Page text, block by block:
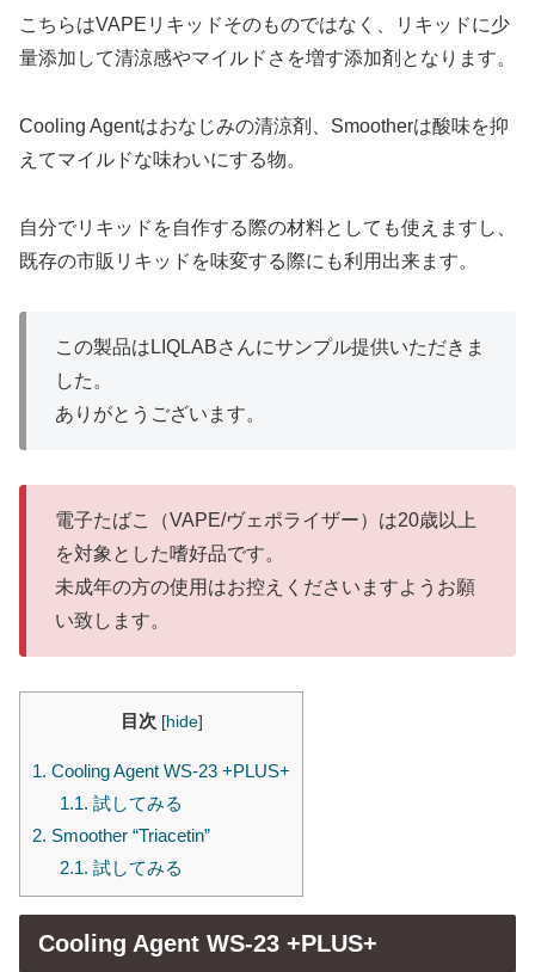
こちらはVAPEリキッドそのものではなく、リキッドに少
量添加して清涼感やマイルドさを増す添加剤となります。
Cooling Agentはおなじみの清涼剤、Smootherは酸味を抑
えてマイルドな味わいにする物。
自分でリキッドを自作する際の材料としても使えますし、
既存の市販リキッドを味変する際にも利用出来ます。
この製品はLIQLABさんにサンプル提供いただきま
した。
ありがとうございます。
電子たばこ（VAPE/ヴェポライザー）は20歳以上
を対象とした嗜好品です。
未成年の方の使用はお控えくださいますようお願
い致します。
目次 [hide]
1. Cooling Agent WS-23 +PLUS+
1.1. 試してみる
2. Smoother “Triacetin”
2.1. 試してみる
Cooling Agent WS-23 +PLUS+